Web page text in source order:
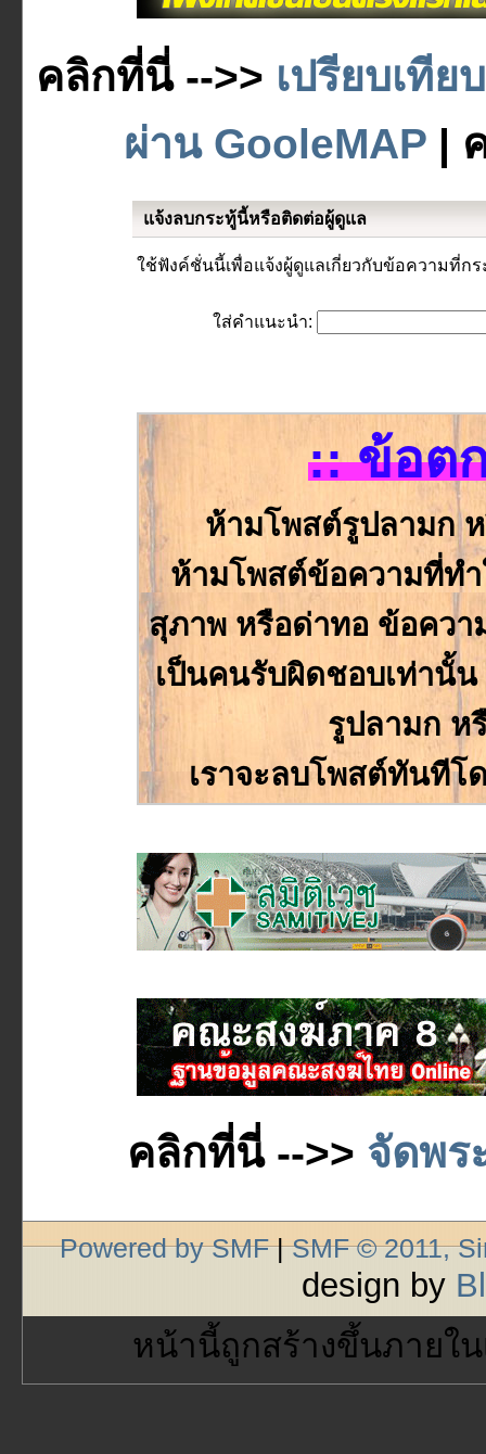
คลิกที่นี่ -->> เปรียบเทีย
ผ่าน GooleMAP |
แจ้งลบกระทู้นี้หรือติดต่อผู้ดูแล
ใช้ฟังค์ชั่นนี้เพื่อแจ้งผู้ดูแลเกี่ยวกับข้อความที่ก
ใส่คำแนะนำ:
:: ข้อต
ห้ามโพสต์รูปลามก
ห้ามโพสต์ข้อความที่ทำ
สุภาพ หรือด่าทอ ข้อควา
เป็นคนรับผิดชอบเท่านั้น
รูปลามก ห
เราจะลบโพสต์ทันทีโ
คลิกที่นี่ -->> จัดพร
Powered by SMF|SMF © 2011,
design by
หน้านี้ถูกสร้างขึ้นภายใ